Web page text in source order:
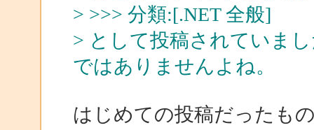
> >>> 分類:[.NET 全般]
> として投稿されていま
ではありませんよね。
はじめての投稿だったも